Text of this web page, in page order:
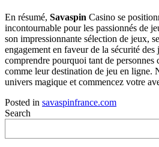
En résumé, Savaspin Casino se
incontournable pour les passionnés de
son impressionnante sélection de jeux,
engagement en faveur de la sécurité
comprendre pourquoi tant de personnes
comme leur destination de jeu en ligne.
univers magique et commencez votre
Posted in savaspinfrance.com
Search